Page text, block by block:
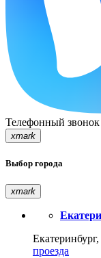
Телефонный звонок
xmark
Выбор города
xmark
проезда